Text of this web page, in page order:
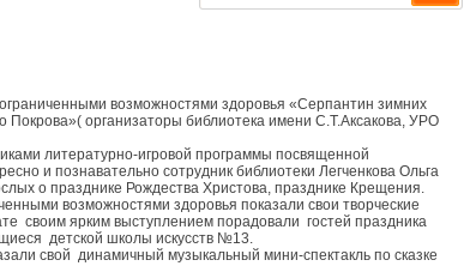
возможностями здоровья «Серпантин зимних
Покрова»( организаторы библиотека имени С.Т.Аксакова, УРО
литературно-игровой программы посвященной
и познавательно сотрудник библиотеки Легченкова Ольга
о празднике Рождества Христова, празднике Крещения.
возможностями здоровья показали свои творческие
своим ярким выступлением порадовали гостей праздника
детской школы искусств №13.
свой динамичный музыкальный мини-спектакль по сказке